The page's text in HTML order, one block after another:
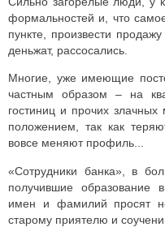
формальностей и, что
пункте, произвести
деньжат, рассосались.
Многие, уже имеющие
частным образом – на
гостиниц и прочих
положением, так как
вовсе меняют профиль...
«Сотрудники банка», в
получившие образование
имен и фамилий просят
старому приятелю и